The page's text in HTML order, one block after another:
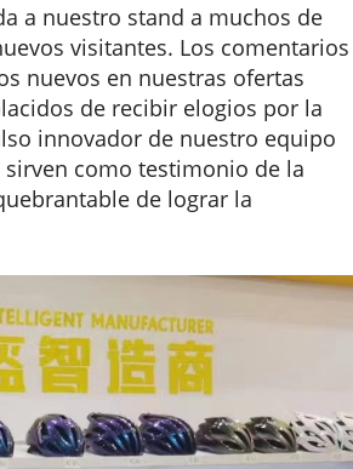
a nuestro stand a muchos de
visitantes. Los comentarios
nuevos en nuestras ofertas
de recibir elogios por la
innovador de nuestro equipo
como testimonio de la
de lograr la